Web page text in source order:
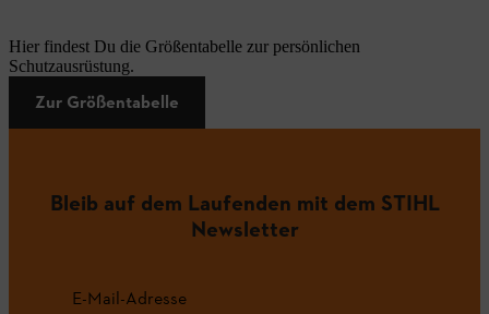
Hier findest Du die Größentabelle zur persönlichen
Schutzausrüstung.
Zur Größentabelle
Bleib auf dem Laufenden mit dem STIHL
Newsletter
E-Mail-Adresse